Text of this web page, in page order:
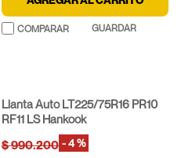
Llanta Auto LT225/75R16 PR10
RF11 LS Hankook
$990.200 -4 %